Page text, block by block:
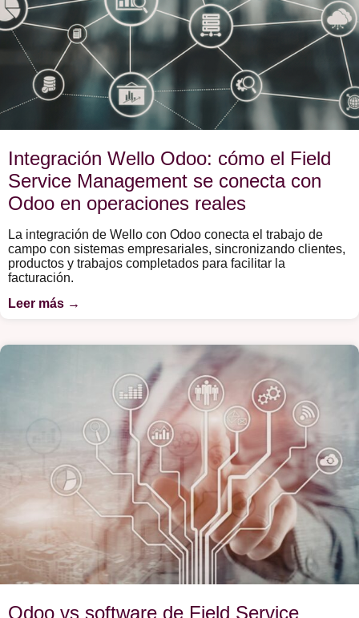
Integración Wello Odoo: cómo el Field
Service Management se conecta con
Odoo en operaciones reales
La integración de Wello con Odoo conecta el trabajo de
campo con sistemas empresariales, sincronizando clientes,
productos y trabajos completados para facilitar la
facturación.
Leer más →
Odoo vs software de Field Service